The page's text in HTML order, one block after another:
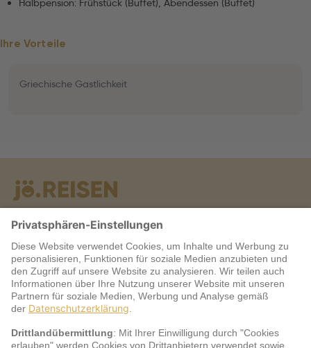
Halbpension: Frühstück (Buffet), Abendessen (Buffet)
Ihre Vorteile
Griechische Gastlichkeit
Warum jö?
Service
jö Bonus Club Partner